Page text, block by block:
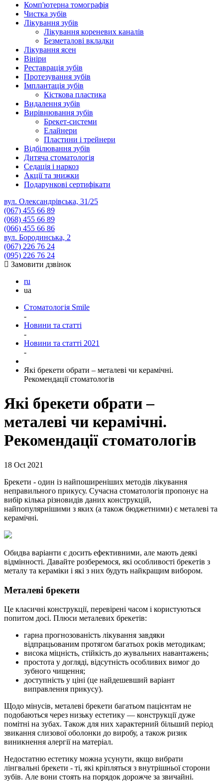
Комп'ютерна томографія
Чистка зубів
Лікування зубів
Лікування кореневих каналів
Безметалові вкладки
Лікування ясен
Вініри
Реставрація зубів
Протезування зубів
Імплантація зубів
Кісткова пластика
Видалення зубів
Вирівнювання зубів
Брекет-системи
Елайнери
Пластини і трейнери
Відбілювання зубів
Дитяча стоматологія
Седація і наркоз
Акції та знижки
Подарункові сертифікати
вул. Олександрівська, 31/25
(067) 455 66 89
(068) 455 66 89
(066) 455 66 86
вул. Бородинська, 2
(067) 226 76 24
(095) 226 76 24
Замовити дзвінок
ru
ua
Стоматологія Smile
-
Новини та статті
-
Новини та статті 2021
-
Які брекети обрати – металеві чи керамічні.
Рекомендації стоматологів
Які брекети обрати –
металеві чи керамічні.
Рекомендації стоматологів
18 Oct 2021
Брекети - один із найпоширеніших методів лікування
неправильного прикусу. Сучасна стоматологія пропонує на
вибір кілька різновидів даних конструкцій,
найпопулярнішими з яких (а також бюджетними) є металеві та
керамічні.
Обидва варіанти є досить ефективними, але мають деякі
відмінності. Давайте розберемося, які особливості брекетів з
металу та кераміки і які з них будуть найкращим вибором.
Металеві брекети
Це класичні конструкції, перевірені часом і користуються
попитом досі. Плюси металевих брекетів:
гарна прогнозованість лікування завдяки
відпрацьованим протягом багатьох років методикам;
висока міцність, стійкість до жувальних навантажень;
простота у догляді, відсутність особливих вимог до
зубного чищення;
доступність у ціні (це найдешевший варіант
виправлення прикусу).
Щодо мінусів, металеві брекети багатьом пацієнтам не
подобаються через низьку естетику — конструкції дуже
помітні на зубах. Також для них характерний більший період
звикання слизової оболонки до виробу, а також ризик
виникнення алергії на матеріал.
Недостатню естетику можна усунути, якщо вибрати
лінгвальні брекети - ті, які кріпляться з внутрішньої сторони
зубів. Але вони стоять на порядок дорожче за звичайні.